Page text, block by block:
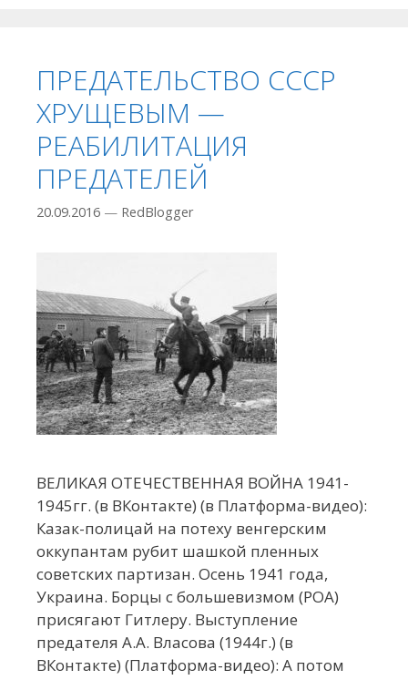
ПРЕДАТЕЛЬСТВО СССР
ХРУЩЕВЫМ —
РЕАБИЛИТАЦИЯ
ПРЕДАТЕЛЕЙ
20.09.2016 — RedBlogger
ВЕЛИКАЯ ОТЕЧЕСТВЕННАЯ ВОЙНА 1941-
1945гг. (в ВКонтакте) (в Платформа-видео):
Казак-полицай на потеху венгерским
оккупантам рубит шашкой пленных
советских партизан. Осень 1941 года,
Украина. Борцы с большевизмом (РОА)
присягают Гитлеру. Выступление
предателя А.А. Власова (1944г.) (в
ВКонтакте) (Платформа-видео): А потом